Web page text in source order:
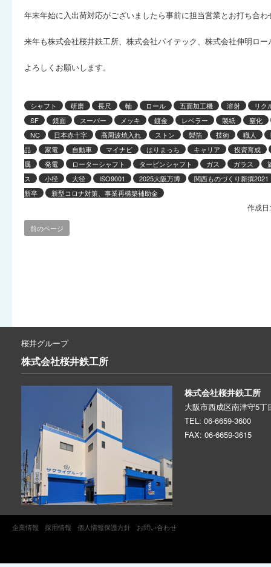
年末年始に入出荷対応がございましたら事前に担当営業とお打ち合
来年も株式会社桜井鉄工所、株式会社パイテック、株式会社伸明ロー
よろしくお願いします。
シャフト 研磨 長尺 軸 ロール 五面加工機 溶射
リク
SF
鏡面 スーパー メッキ 鍍金 レベラー 製紙
窒化
NC
日本赤十字 高周波焼入れ ストン 製箔 技術 職人
品
家電 自動車 マイナビ はりまっち キャリア
投資育成
属
発電 ローターシャフト タービンシャフト ガス ガラス
ス
小径 大径 ISO9001 2025大阪万博
関西ものづくり新撰2021
新卒
新型コロナ対策、事業再構築補助金
作成
前のページ
桜井グループ
株式会社桜井鉄工所
株式会社桜井鉄工所
大阪市西成区南津守5丁
TEL: 06-6659-3600
FAX: 06-6659-3615
企業情報 採用情報 個人情報保護方針 お問い合わせ